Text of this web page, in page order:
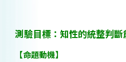
測驗目標：知性的統整判斷
【命題動機】